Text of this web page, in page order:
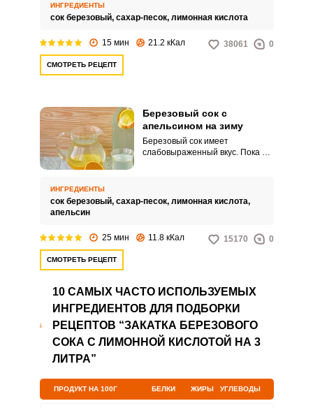
стакан сахара и половина
чайной ложки лимонной
ИНГРЕДИЕНТЫ
сок березовый, сахар-песок, лимонная кислота
15 мин 21.2 кКал 38061 0
СМОТРЕТЬ РЕЦЕПТ
Березовый сок с
апельсином на зиму
Березовый сок имеет
слабовыраженный вкус. Пока он
дополнить.
ИНГРЕДИЕНТЫ
сок березовый, сахар-песок, лимонная кислота,
апельсин
25 мин 11.8 кКал 15170 0
СМОТРЕТЬ РЕЦЕПТ
10 САМЫХ ЧАСТО ИСПОЛЬЗУЕМЫХ
ИНГРЕДИЕНТОВ ДЛЯ ПОДБОРКИ
РЕЦЕПТОВ “ЗАКАТКА БЕРЕЗОВОГО
СОКА С ЛИМОННОЙ КИСЛОТОЙ НА 3
ЛИТРА”
ПРОДУКТ НА 100Г БЕЛКИ ЖИРЫ УГЛЕВОДЫ